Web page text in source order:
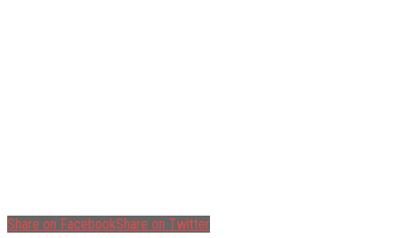
Share on FacebookShare on Twitter